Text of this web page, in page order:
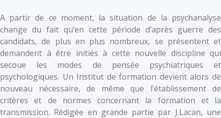
A partir de ce moment, la situation de la psychanalyse
change du fait qu’en cette période d’après guerre des
candidats, de plus en plus nombreux, se présentent et
demandent à être initiés à cette nouvelle discipline qui
secoue les modes de pensée psychiatriques et
psychologiques. Un Institut de formation devient alors de
nouveau nécessaire, de même que l’établissement de
critères et de normes concernant la formation et la
transmission. Rédigée en grande partie par J.Lacan, une